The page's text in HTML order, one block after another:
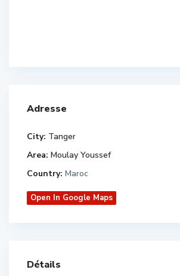
Adresse
City: Tanger
Area: Moulay Youssef
Country: Maroc
Open In Google Maps
Détails